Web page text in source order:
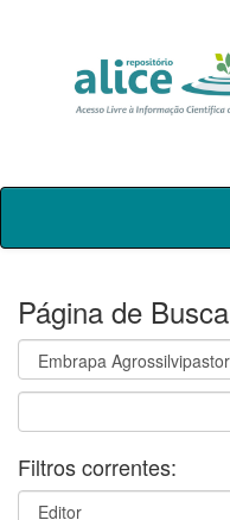
Skip
Página de Busca
Filtros correntes: